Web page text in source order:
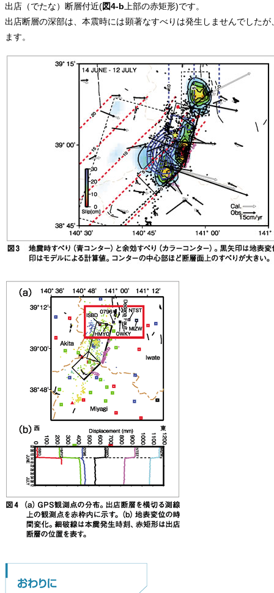
出店（でたな）断層付近(図4-b 上部の赤矩形)です。
出店断層の深部は、本震時には顕著なすべりは発生しませんでした
ます。